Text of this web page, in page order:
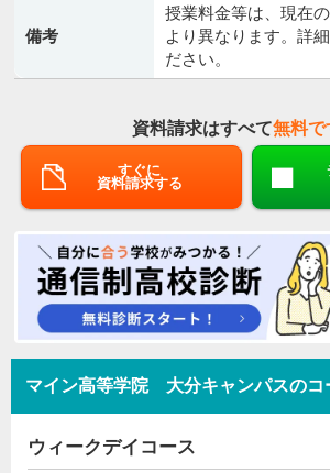
備考
授業料金等は、現在
より異なります。詳
ださい。
資料請求はすべて無料で
すぐに
資料請求する
マイン高等学院 大分キャンパスのコ
ウィークデイコース